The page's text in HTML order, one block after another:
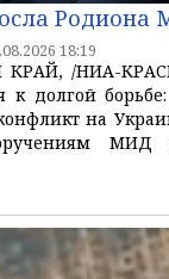
Родиона
18:19
/НИА-
к долгой
на
МИД